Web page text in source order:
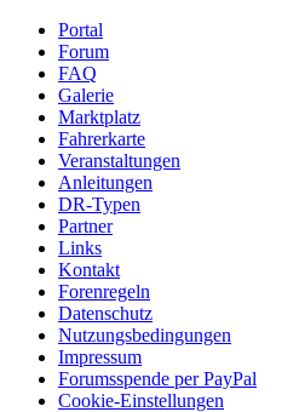
Portal
Forum
FAQ
Galerie
Marktplatz
Fahrerkarte
Veranstaltungen
Anleitungen
DR-Typen
Partner
Links
Kontakt
Forenregeln
Datenschutz
Nutzungsbedingungen
Impressum
Forumsspende per PayPal
Cookie-Einstellungen